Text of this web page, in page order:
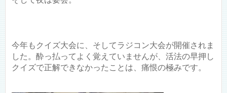
今年もクイズ大会に、そしてラジコン大会が開催されま
した。酔っ払ってよく覚えていませんが、活法の早押し
クイズで正解できなかったことは、痛恨の極みです。